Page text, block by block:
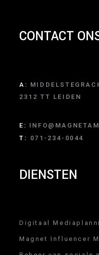
CONTACT
A:
2312 TT LEIDEN
E:
T: 071-234-0044
DIENSTEN
Digitaal
Magnet Influencer